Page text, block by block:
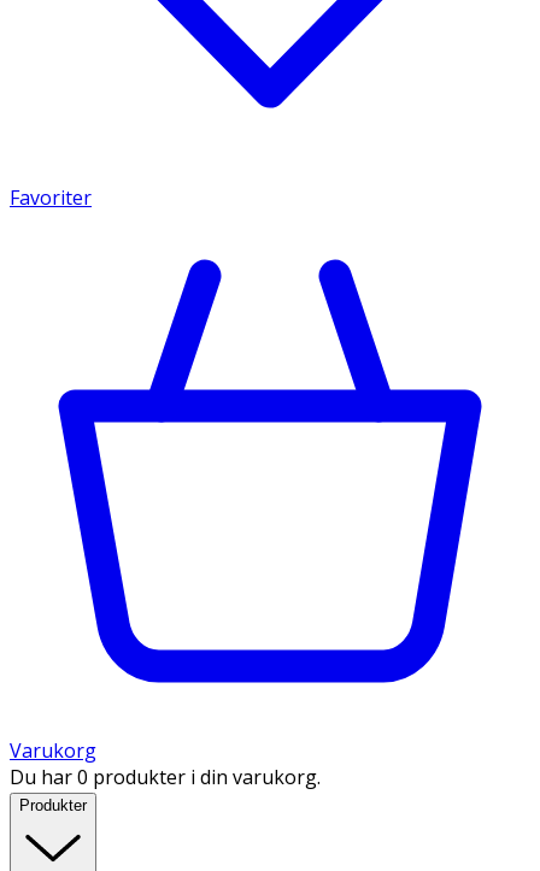
Favoriter
Varukorg
Du har 0 produkter i din varukorg.
Produkter